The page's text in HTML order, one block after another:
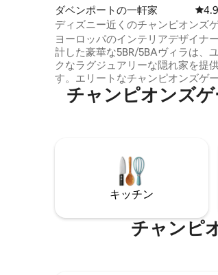
ダベンポートの一軒家 レビ
ディズニー近くのチャンピオンズ
にある豪華な5寝室のヴィラ
ヨーロッパのインテリアデザイナ
計した豪華な5BR/5BAヴィラは、
クなラグジュアリーな隠れ家を提
す。エリートなチャンピオンズゲ
ゾートに位置する私たちの美しい
は、エレガンスと快適さを兼ね備
スのアメニティ・設備、プール、レ
ーリバー、フィットネスセンター、
ニング、ゲート付きの高級コミュニ
内のセキュリティなど、さらに多く
とをお楽しみいただけます。 リゾートの
ウォーターパークをすべてご利用
けるプライベートヴィラでの滞在
チャンピオンズ
キッチン
チャンピ